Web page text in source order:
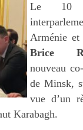
Le 10
Arménie et
Brice
nouveau
de Minsk,
vue d’un
Karabagh.